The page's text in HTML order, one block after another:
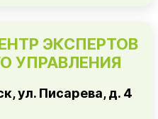
ЭКСПЕРТОВ
УПРАВЛЕНИЯ
ул. Писарева, д. 4